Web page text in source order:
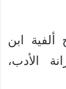
ألفية ابن
خزانة الأدب،